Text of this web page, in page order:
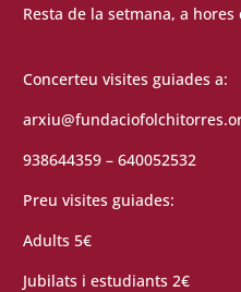
Resta de la setmana, a hores
Concerteu visites guiades a:
938644359 – 640052532
Preu visites guiades:
Adults 5€
Jubilats i estudiants 2€